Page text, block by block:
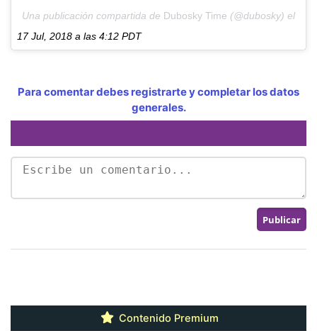
Una publicación compartida de Dubosky Time (@dubosky) el
17 Jul, 2018 a las 4:12 PDT
Para comentar debes registrarte y completar los datos
generales.
Contenido Premium